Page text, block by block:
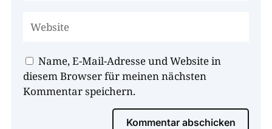
Name, E-Mail-Adresse und Website in
diesem Browser für meinen nächsten
Kommentar speichern.
Kommentar abschicken